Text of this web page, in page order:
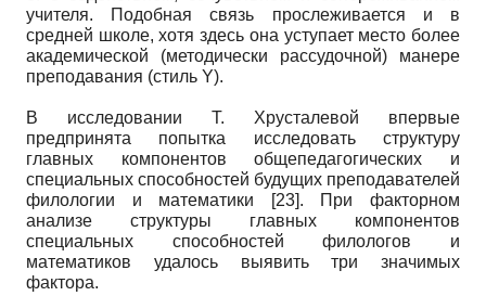
учителя. Подобная связь прослеживается и в
средней школе, хотя здесь она уступает место более
академической (методически рассудочной) манере
преподавания (стиль Y).
В исследовании Т. Хрусталевой впервые
предпринята попытка исследовать структуру
главных компонентов общепедагогических и
специальных способностей будущих преподавателей
филологии и математики [23]. При факторном
анализе структуры главных компонентов
специальных способностей филологов и
математиков удалось выявить три значимых
фактора.